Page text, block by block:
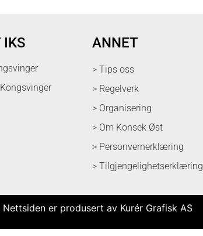
IKS ANNET
> Tips oss
> Regelverk
> Organisering
> Om Konsek Øst
> Personvernerklæring
> Tilgjengelighetserklæring
er produsert av Kurér Grafisk AS